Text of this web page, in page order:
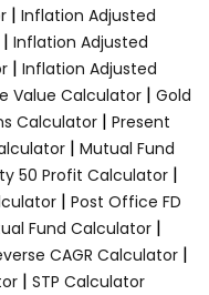
| Inflation Adjusted
| Inflation Adjusted
| Inflation Adjusted
Value Calculator | Gold
Calculator | Present
| Mutual Fund
50 Profit Calculator|
| Post Office FD
Fund Calculator|
CAGR Calculator |
| STP Calculator